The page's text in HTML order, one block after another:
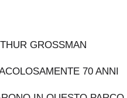
GROSSMAN
70 ANNI